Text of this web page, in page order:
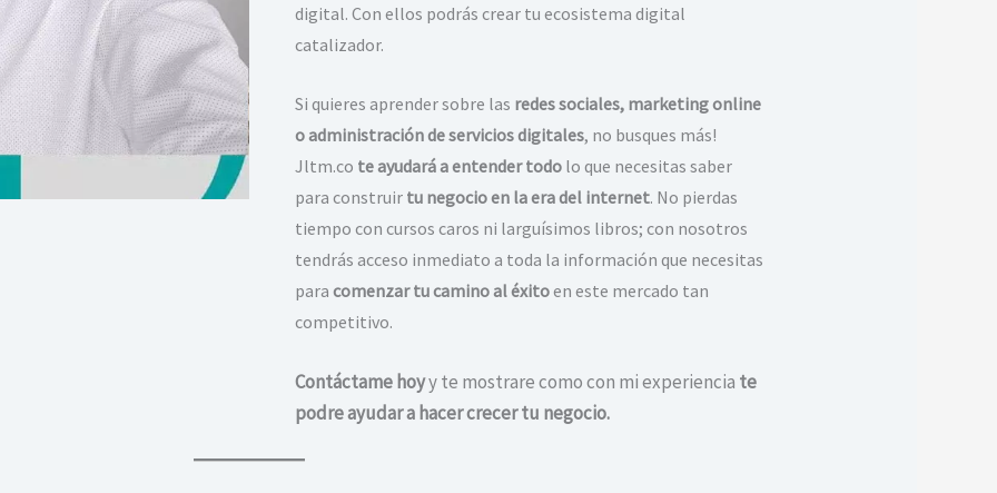
digital. Con ellos podrás crear tu ecosistema digital
catalizador.
Si quieres aprender sobre las redes sociales, marketing online
o administración de servicios digitales, no busques más!
Jltm.co te ayudará a entender todolo que necesitas saber
para construirtu negocio en la era del internet. No pierdas
tiempo con cursos caros ni larguísimos libros; con nosotros
tendrás acceso inmediato a toda la información que necesitas
para comenzar tu camino al éxitoen este mercado tan
competitivo.
Contáctame hoyy te mostrare como con mi experiencia te
podre ayudar a hacer crecer tu negocio.